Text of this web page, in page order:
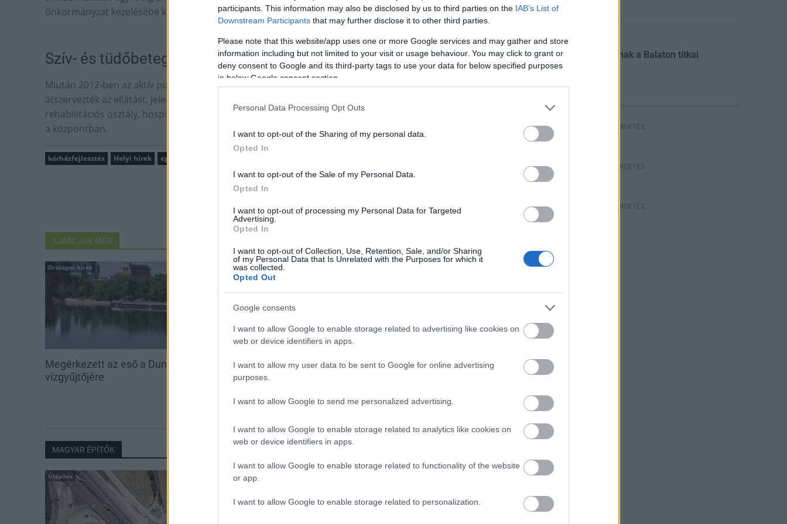
participants. This information may also be disclosed by us to third parties on the IAB’s List of
Downstream Participants that may further disclose it to other third parties.
Please note that this website/app uses one or more Google services and may gather and store
information including but not limited to your visit or usage behaviour. You may click to grant or
deny consent to Google and its third-party tags to use your data for below specified purposes
in below Google consent section.
Personal Data Processing Opt Outs
I want to opt-out of the Sharing of my personal data.
Opted In
I want to opt-out of the Sale of my Personal Data.
Opted In
I want to opt-out of processing my Personal Data for Targeted
Advertising.
Opted In
I want to opt-out of Collection, Use, Retention, Sale, and/or Sharing
of my Personal Data that Is Unrelated with the Purposes for which it
was collected.
Opted Out
Google consents
I want to allow Google to enable storage related to advertising like cookies on
web or device identifiers in apps.
I want to allow my user data to be sent to Google for online advertising
purposes.
I want to allow Google to send me personalized advertising.
I want to allow Google to enable storage related to analytics like cookies on
web or device identifiers in apps.
I want to allow Google to enable storage related to functionality of the website
or app.
I want to allow Google to enable storage related to personalization.
önkormányzat kezelésébe került.
Szív- és tüdőbetegeket is kezelnek Mosdóson
Miután 2012-ben az aktív pulmonológiai osztály a kaposvári központi telephelyre költözött, Mosdóson
átszervezték az ellátást. Jelenleg krónikus belgyógyászati osztály, kardiológiai és pulmonológiai
rehabilitációs osztály, hospice osztály, valamint gyermek pulmonológiai rehabilitációs osztály működik
a központban.
kórházfejlesztés Helyi hírek egészségügyi fejlesztés
AJÁNLJUK MÉG
Országos hírek
Megérkezett az eső a Duna
vízgyűjtőjére
Hőség és vízhiány - itatók
feltöltésével segítik a
erdőkben
Amire többmillióan vártunk:
MAGYAR ÉPÍTŐK
Útépítés
Feltárulnak a Balaton titkai
HIRDETÉS
HÍRDETÉS
HÍRDETÉS